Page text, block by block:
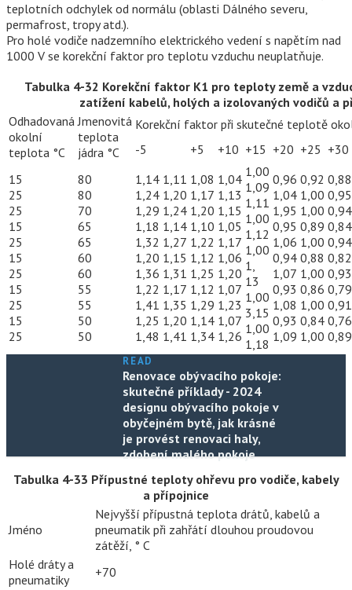
teplotních odchylek od normálu (oblasti Dálného severu,
permafrost, tropy atd.).
Pro holé vodiče nadzemního elektrického vedení s napětím nad
1000 V se korekční faktor pro teplotu vzduchu neuplatňuje.
Tabulka 4-32 Korekční faktor K1 pro teploty země a
zatížení kabelů, holých a izolovaných vodičů a
Odhadovaná
okolní
teplota °C
Jmenovitá
teplota
jádra °С
Korekční faktor při skutečné teplotě
-5
+5 +10 +15 +20 +25 +30
15
25
25
15
25
15
25
15
25
15
25
80
80
70
65
65
60
60
55
55
50
50
1,14
1,24
1,29
1,18
1,32
1,20
1,36
1,22
1,41
1,25
1,48
1,11
1,20
1,24
1,14
1,27
1,15
1,31
1,17
1,35
1,20
1,41
1,08
1,17
1,20
1,10
1,22
1,12
1,25
1,12
1,29
1,14
1,34
1,04
1,13
1,15
1,05
1,17
1,06
1,20
1,07
1,23
1,07
1,26
1,00
1,09
1,11
1,00
1,12
1,00
1,
13
1,00
3,15
1,00
1,18
0,96
1,04
1,95
0,95
1,06
0,94
1,07
0,93
1,08
0,93
1,09
0,92
1,00
1,00
0,89
1,00
0,88
1,00
0,86
1,00
0,84
1,00
0,88
0,95
0,94
0,84
0,94
0,82
0,93
0,79
0,91
0,76
0,89
READ
Renovace obývacího pokoje:
skutečné příklady - 2024
designu obývacího pokoje v
obyčejném bytě, jak krásné
je provést renovaci haly,
zdobení malého pokoje
Tabulka 4-33 Přípustné teploty ohřevu pro vodiče, kabely
a přípojnice
Jméno
Nejvyšší přípustná teplota drátů, kabelů a
pneumatik při zahřátí dlouhou proudovou
zátěží, ° С
Holé dráty a
pneumatiky
+70